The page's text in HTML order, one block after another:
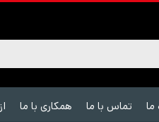
ما تماس با ما همکاری با ما